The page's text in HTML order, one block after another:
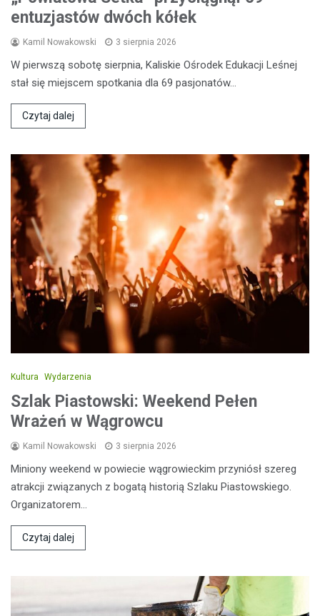
entuzjastów dwóch kółek
Kamil Nowakowski 3 sierpnia 2026
W pierwszą sobotę sierpnia, Kaliskie Ośrodek Edukacji Leśnej
stał się miejscem spotkania dla 69 pasjonatów…
Czytaj dalej
Kultura Wydarzenia
Szlak Piastowski: Weekend Pełen
Wrażeń w Wągrowcu
Kamil Nowakowski 3 sierpnia 2026
Miniony weekend w powiecie wągrowieckim przyniósł szereg
atrakcji związanych z bogatą historią Szlaku Piastowskiego.
Organizatorem…
Czytaj dalej